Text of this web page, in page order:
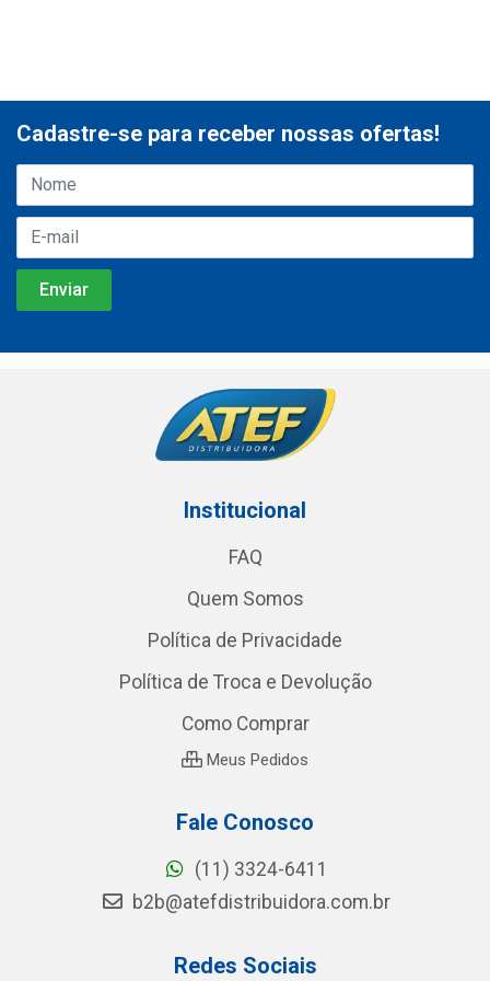
Cadastre-se para receber nossas ofertas!
Institucional
FAQ
Quem Somos
Política de Privacidade
Política de Troca e Devolução
Como Comprar
Meus Pedidos
Fale Conosco
(11) 3324-6411
b2b@atefdistribuidora.com.br
Redes Sociais